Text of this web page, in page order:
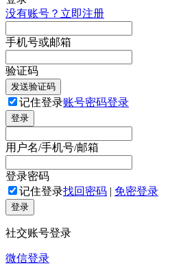
没有账号？立即注册
手机号或邮箱
验证码
发送验证码
记住登录账号密码登录
登录
用户名/手机号/邮箱
登录密码
记住登录找回密码 | 免密登录
登录
社交账号登录
微信登录